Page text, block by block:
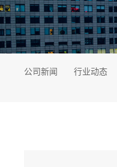
公司新闻 行业动态